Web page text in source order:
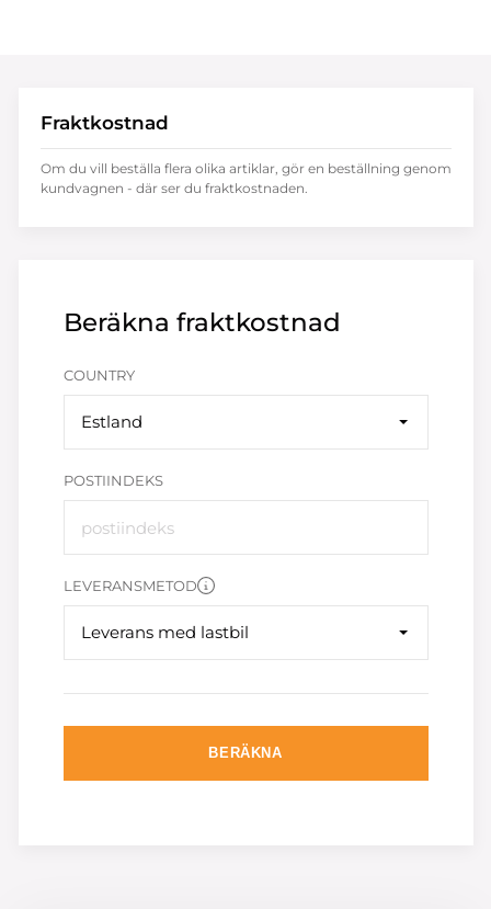
Beräkna fraktkostnad
COUNTRY
Estland
POSTIINDEKS
LEVERANSMETOD
Leverans med lastbil
BERÄKNA
Fraktkostnad
Om du vill beställa flera olika artiklar, gör en beställning genom
kundvagnen - där ser du fraktkostnaden.